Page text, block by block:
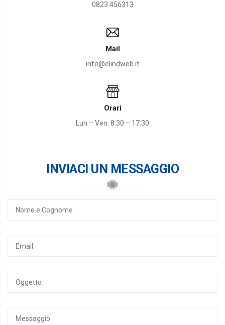
0823 456313
Mail
info@elindweb.it
Orari
Lun – Ven: 8:30 – 17:30
INVIACI UN MESSAGGIO